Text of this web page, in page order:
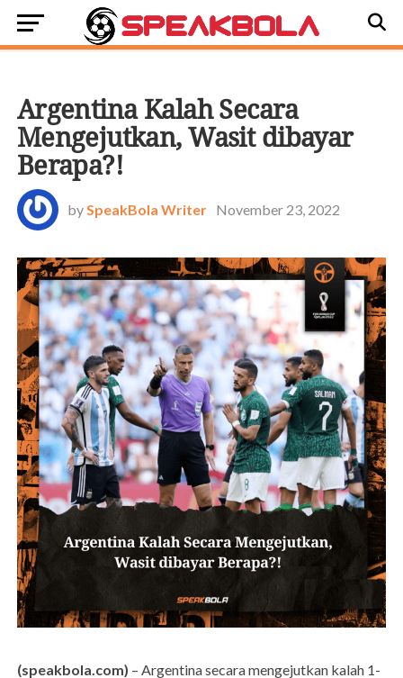
Argentina Kalah Secara
Mengejutkan, Wasit dibayar
Berapa?!
bySpeakBola Writer November 23, 2022
(speakbola.com) – Argentina secara mengejutkan kalah 1-